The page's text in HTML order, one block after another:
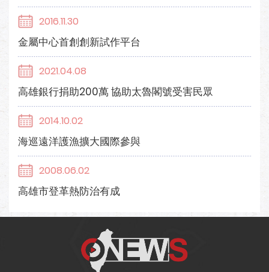
2016.11.30
金屬中心首創創新試作平台
2021.04.08
高雄銀行捐助200萬 協助太魯閣號受害民眾
2014.10.02
海巡遠洋護漁擴大國際參與
2008.06.02
高雄市登革熱防治有成